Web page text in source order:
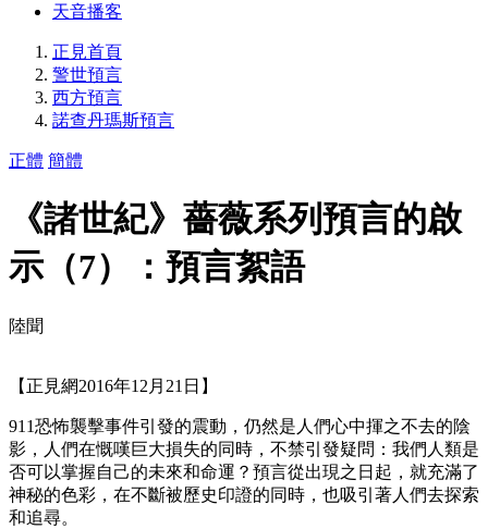
天音播客
正見首頁
警世預言
西方預言
諾查丹瑪斯預言
正體 簡體
《諸世紀》薔薇系列預言的啟
示（7）：預言絮語
陸聞
【正見網2016年12月21日】
911恐怖襲擊事件引發的震動，仍然是人們心中揮之不去的陰
影，人們在慨嘆巨大損失的同時，不禁引發疑問：我們人類是
否可以掌握自己的未來和命運？預言從出現之日起，就充滿了
神秘的色彩，在不斷被歷史印證的同時，也吸引著人們去探索
和追尋。